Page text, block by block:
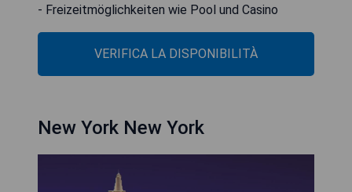
- Freizeitmöglichkeiten wie Pool und Casino
VERIFICA LA DISPONIBILITÀ
New York New York